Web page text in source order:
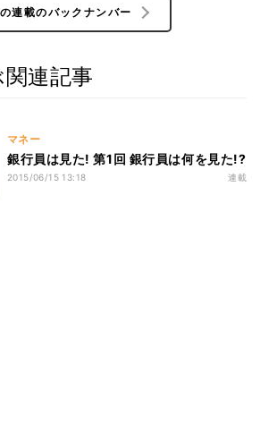
連載のバックナンバー
連記事
マネー
銀行員は見た! 第1回 銀行員は何を見た!?
2015/06/15 13:18 連載